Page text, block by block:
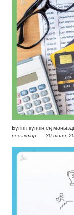
Бүгінгі күннің ең
редактор 30 июня,